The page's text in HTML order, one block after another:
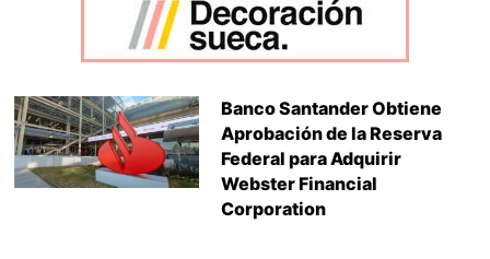
Banco Santander Obtiene
Aprobación de la Reserva
Federal para Adquirir
Webster Financial
Corporation